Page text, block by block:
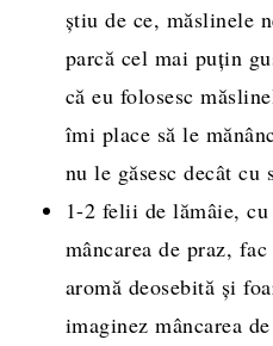
știu de ce, măslinele
parcă cel mai puțin
că eu folosesc
îmi place să le
nu le găsesc decât cu
1-2 felii de lămâie,
mâncarea de praz,
aromă deosebită și
imaginez mâncarea